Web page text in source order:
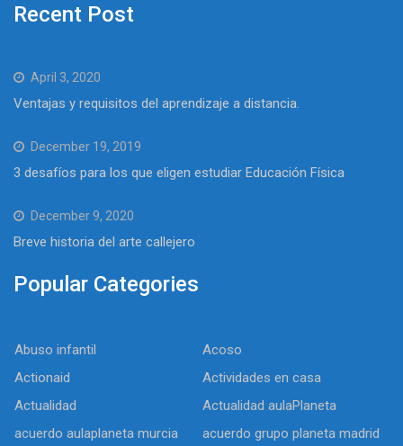
Recent Post
April 3, 2020
Ventajas y requisitos del aprendizaje a distancia.
December 19, 2019
3 desafíos para los que eligen estudiar Educación Física
December 9, 2020
Breve historia del arte callejero
Popular Categories
Abuso infantil
Acoso
Actionaid
Actividades en casa
Actualidad
Actualidad aulaPlaneta
acuerdo aulaplaneta murcia
acuerdo grupo planeta madrid